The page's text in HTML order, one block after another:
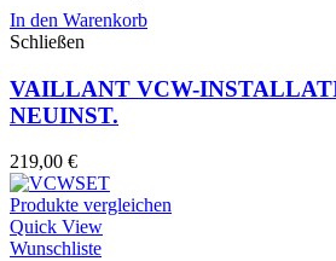
In den Warenkorb
Schließen
VAILLANT VCW-
NEUINST.
219,00 €
Produkte vergleichen
Quick View
Wunschliste